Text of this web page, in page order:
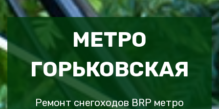
МЕТРО
ГОРЬКОВСКАЯ
Ремонт снегоходов BRP метро